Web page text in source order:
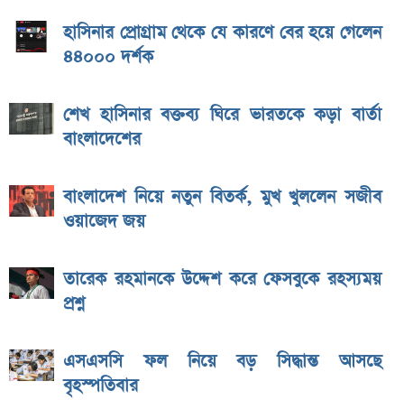
হাসিনার প্রোগ্রাম থেকে যে কারণে বের হয়ে গেলেন
৪৪০০০ দর্শক
শেখ হাসিনার বক্তব্য ঘিরে ভারতকে কড়া বার্তা
বাংলাদেশের
বাংলাদেশ নিয়ে নতুন বিতর্ক, মুখ খুললেন সজীব
ওয়াজেদ জয়
তারেক রহমানকে উদ্দেশ করে ফেসবুকে রহস্যময়
প্রশ্ন
এসএসসি ফল নিয়ে বড় সিদ্ধান্ত আসছে
বৃহস্পতিবার